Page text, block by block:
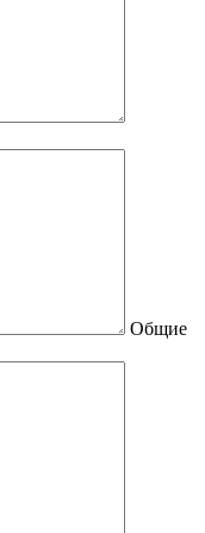
Общие